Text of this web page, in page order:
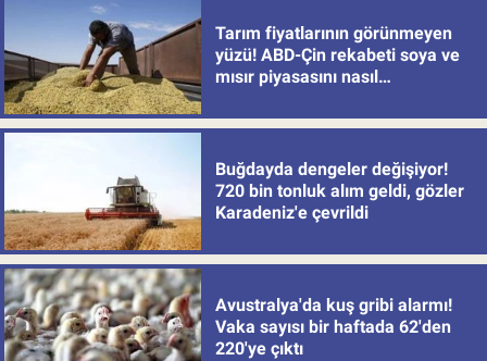
Tarım fiyatlarının görünmeyen
yüzü! ABD-Çin rekabeti soya ve
mısır piyasasını nasıl
Buğdayda dengeler değişiyor!
720 bin tonluk alım geldi, gözler
Karadeniz'e çevrildi
Avustralya'da kuş gribi alarmı!
Vaka sayısı bir haftada 62'den
220'ye çıktı